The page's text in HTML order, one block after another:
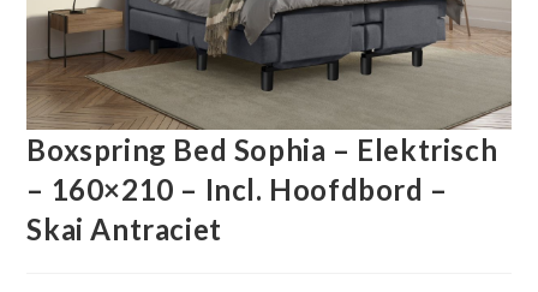
Boxspring Bed Sophia – Elektrisch
– 160×210 – Incl. Hoofdbord –
Skai Antraciet